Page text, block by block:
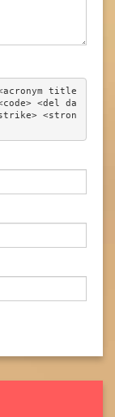
title
<del da
<stron